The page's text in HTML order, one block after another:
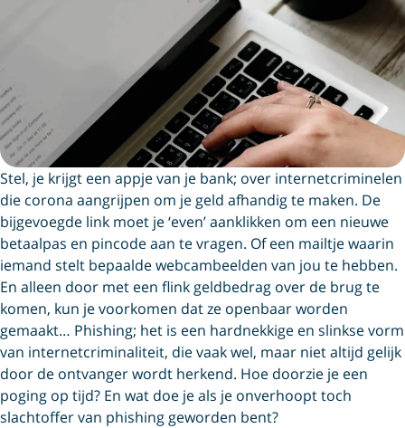
Stel, je krijgt een appje van je bank; over internetcriminelen
die corona aangrijpen om je geld afhandig te maken. De
bijgevoegde link moet je ‘even’ aanklikken om een nieuwe
betaalpas en pincode aan te vragen. Of een mailtje waarin
iemand stelt bepaalde webcambeelden van jou te hebben.
En alleen door met een flink geldbedrag over de brug te
komen, kun je voorkomen dat ze openbaar worden
gemaakt… Phishing; het is een hardnekkige en slinkse vorm
van internetcriminaliteit, die vaak wel, maar niet altijd gelijk
door de ontvanger wordt herkend. Hoe doorzie je een
poging op tijd? En wat doe je als je onverhoopt toch
slachtoffer van phishing geworden bent?